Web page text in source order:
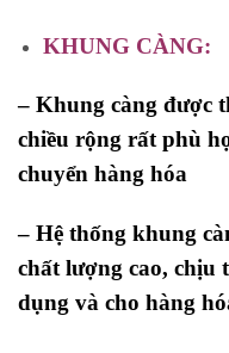
KHUNG CÀNG:
– Khung càng được
chiều rộng rất phù
chuyển hàng hóa
– Hệ thống khung
chất lượng cao, chịu
dụng và cho hàng